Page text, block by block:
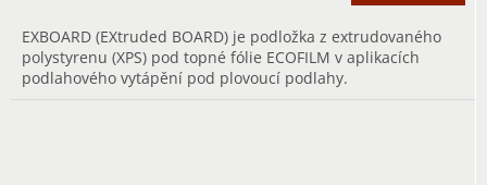
EXBOARD (EXtruded BOARD) je podložka z extrudovaného
polystyrenu (XPS) pod topné fólie ECOFILM v aplikacích
podlahového vytápění pod plovoucí podlahy.